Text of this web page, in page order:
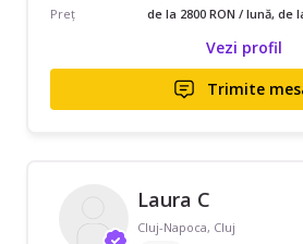
Preț
de la 2800 RON / lună, de
Vezi profil
Trimite
Laura C
Cluj-Napoca, Cluj